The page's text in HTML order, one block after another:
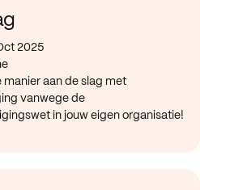
2025
aan de slag met
vanwege de
in jouw eigen organisatie!